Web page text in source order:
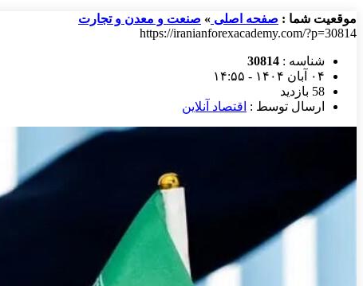
موقعیت شما : صفحه اصلی » صنعت و معدن و تجارت
https://iranianforexacademy.com/?p=30814
شناسه : 30814
۰۴ آبان ۱۴۰۴ - ۱۴:۵۵
58 بازدید
ارسال توسط : اقتصاد آنلاین